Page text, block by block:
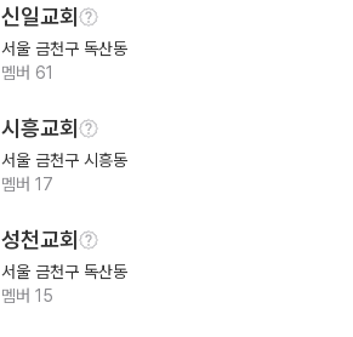
신일교회
서울 금천구 독산동
멤버 61
시흥교회
서울 금천구 시흥동
멤버 17
성천교회
서울 금천구 독산동
멤버 15